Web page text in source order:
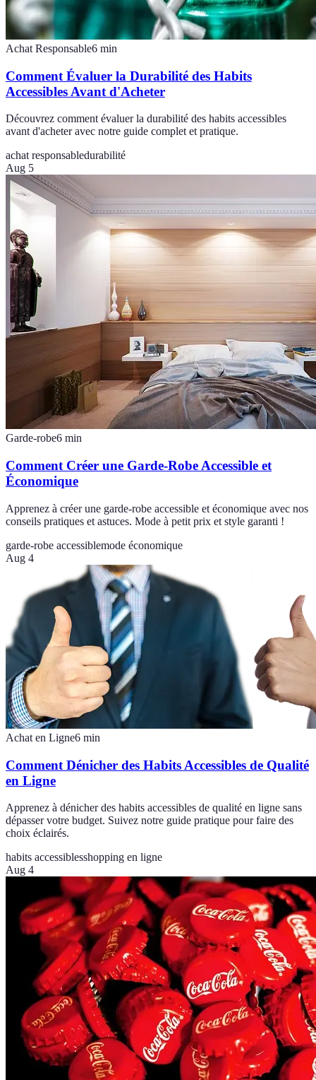
Achat Responsable6 min
Comment Évaluer la Durabilité des Habits
Accessibles Avant d'Acheter
Découvrez comment évaluer la durabilité des habits accessibles
avant d'acheter avec notre guide complet et pratique.
achat responsabledurabilité
Aug 5
Garde-robe6 min
Comment Créer une Garde-Robe Accessible et
Économique
Apprenez à créer une garde-robe accessible et économique avec nos
conseils pratiques et astuces. Mode à petit prix et style garanti !
garde-robe accessiblemode économique
Aug 4
Achat en Ligne6 min
Comment Dénicher des Habits Accessibles de Qualité
en Ligne
Apprenez à dénicher des habits accessibles de qualité en ligne sans
dépasser votre budget. Suivez notre guide pratique pour faire des
choix éclairés.
habits accessiblesshopping en ligne
Aug 4